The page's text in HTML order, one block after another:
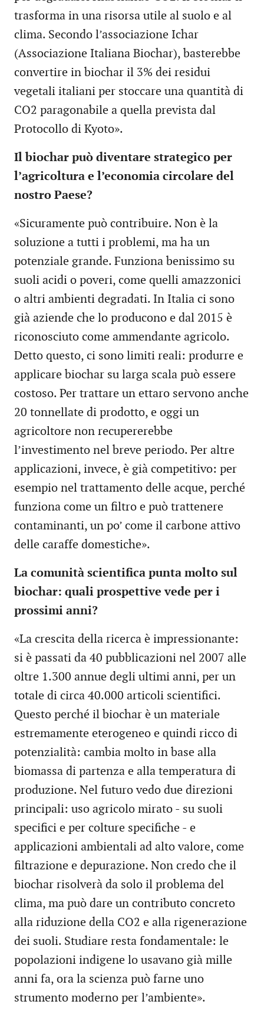
trasforma in una risorsa utile al suolo e al
clima. Secondo l’associazione Ichar
(Associazione Italiana Biochar), basterebbe
convertire in biochar il 3% dei residui
vegetali italiani per stoccare una quantità di
CO2 paragonabile a quella prevista dal
Protocollo di Kyoto».
Il biochar può diventare strategico per
l’agricoltura e l’economia circolare del
nostro Paese?
«Sicuramente può contribuire. Non è la
soluzione a tutti i problemi, ma ha un
potenziale grande. Funziona benissimo su
suoli acidi o poveri, come quelli amazzonici
o altri ambienti degradati. In Italia ci sono
già aziende che lo producono e dal 2015 è
riconosciuto come ammendante agricolo.
Detto questo, ci sono limiti reali: produrre e
applicare biochar su larga scala può essere
costoso. Per trattare un ettaro servono anche
20 tonnellate di prodotto, e oggi un
agricoltore non recupererebbe
l’investimento nel breve periodo. Per altre
applicazioni, invece, è già competitivo: per
esempio nel trattamento delle acque, perché
funziona come un filtro e può trattenere
contaminanti, un po’ come il carbone attivo
delle caraffe domestiche».
La comunità scientifica punta molto sul
biochar: quali prospettive vede per i
prossimi anni?
«La crescita della ricerca è impressionante:
si è passati da 40 pubblicazioni nel 2007 alle
oltre 1.300 annue degli ultimi anni, per un
totale di circa 40.000 articoli scientifici.
Questo perché il biochar è un materiale
estremamente eterogeneo e quindi ricco di
potenzialità: cambia molto in base alla
biomassa di partenza e alla temperatura di
produzione. Nel futuro vedo due direzioni
principali: uso agricolo mirato - su suoli
specifici e per colture specifiche - e
applicazioni ambientali ad alto valore, come
filtrazione e depurazione. Non credo che il
biochar risolverà da solo il problema del
clima, ma può dare un contributo concreto
alla riduzione della CO2 e alla rigenerazione
dei suoli. Studiare resta fondamentale: le
popolazioni indigene lo usavano già mille
anni fa, ora la scienza può farne uno
strumento moderno per l’ambiente».